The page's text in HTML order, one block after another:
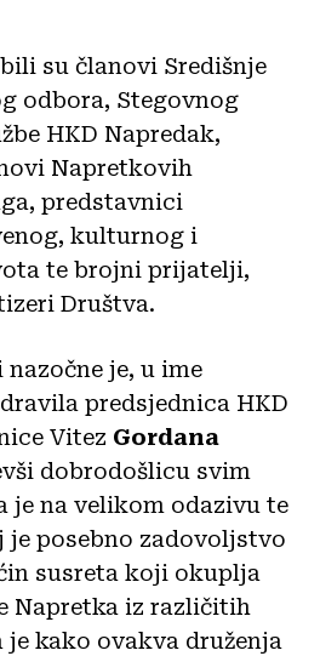
su članovi Središnje
odbora, Stegovnog
HKD Napredak,
Napretkovih
predstavnici
kulturnog i
te brojni prijatelji,
Društva.
je, u ime
predsjednica HKD
Vitez Gordana
dobrodošlicu svim
je na velikom odazivu te
posebno zadovoljstvo
susreta koji okuplja
Napretka iz različitih
je kako ovakva druženja